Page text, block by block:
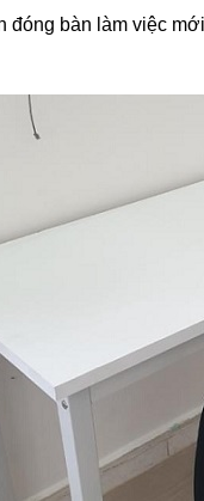
đóng bàn làm việc